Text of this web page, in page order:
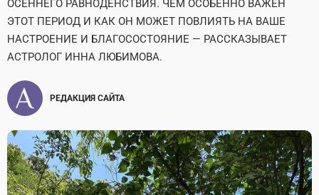
ОСЕННЕГО РАВНОДЕНСТВИЯ. ЧЕМ ОСОБЕННО ВАЖЕН
ЭТОТ ПЕРИОД И КАК ОН МОЖЕТ ПОВЛИЯТЬ НА ВАШЕ
НАСТРОЕНИЕ И БЛАГОСОСТОЯНИЕ — РАССКАЗЫВАЕТ
АСТРОЛОГ ИННА ЛЮБИМОВА.
РЕДАКЦИЯ САЙТА